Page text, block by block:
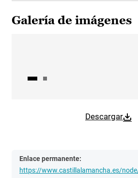
Galería de imágenes
Descargar
Enlace permanente:
https://www.castillalamancha.es/